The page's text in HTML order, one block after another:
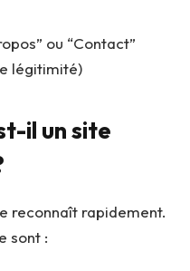
ou “Contact”
légitimité)
il un site
reconnaît rapidement.
sont :